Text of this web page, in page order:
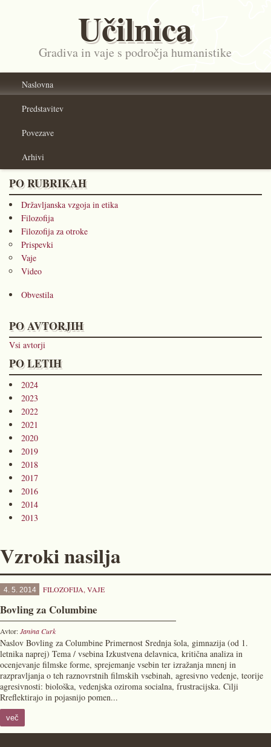
Učilnica
Gradiva in vaje s področja humanistike
Naslovna
Predstavitev
Povezave
Arhivi
PO RUBRIKAH
Državljanska vzgoja in etika
Filozofija
Filozofija za otroke
Prispevki
Vaje
Video
Obvestila
PO AVTORJIH
Vsi avtorji
PO LETIH
2024
2023
2022
2021
2020
2019
2018
2017
2016
2014
2013
Vzroki nasilja
4. 5. 2014 FILOZOFIJA, VAJE
Bovling za Columbine
Avtor:Janina Curk
Naslov Bovling za Columbine Primernost Srednja šola, gimnazija (od 1.
letnika naprej) Tema / vsebina Izkustvena delavnica, kritična analiza in
ocenjevanje filmske forme, sprejemanje vsebin ter izražanja mnenj in
razpravljanja o teh raznovrstnih filmskih vsebinah, agresivno vedenje, teorije
agresivnosti: biološka, vedenjska oziroma socialna, frustracijska. Cilji
Rreflektirajo in pojasnijo pomen...
več